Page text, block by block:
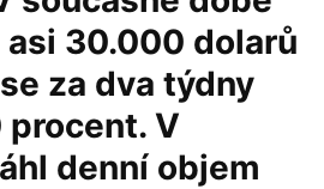
30.000 dolarů
za dva týdny
V
denní objem